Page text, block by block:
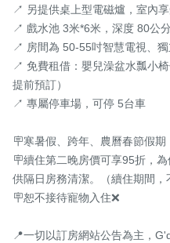
↗ 另提供桌上型電磁爐，室內
↗ 戲水池 3米*6米，深度 80公分
↗ 房間為 50-55吋智慧電視、
↗ 免費租借：嬰兒澡盆水瓢小
提前預訂）
↗ 專屬停車場，可停 5台車
🪧寒暑假、跨年、農曆春節假期
🪧續住第二晚房價可享95折，
供隔日房務清潔。（續住期間，
🪧恕不接待寵物入住❌
📍一切以訂房網站公告為主，